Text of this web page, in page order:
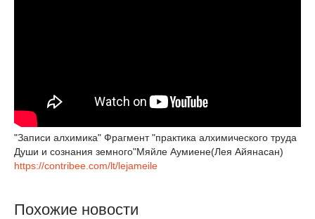
"Записи алхимика" Фрагмент "практика алхимического труда
Души и сознания земного"Мяйле Аумиене(Лея Айянасан)
https://contribee.com/lt/lejameile
Похожие новости